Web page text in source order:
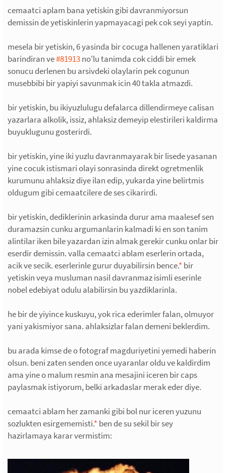
cemaatci aplam bana yetiskin gibi davranmiyorsun
demissin de yetiskinlerin yapmayacagi pek cok seyi yaptin.
mesela bir yetiskin, 6 yasinda bir cocuga hallenen yaratiklari
barindiran ve#81913no'lu tanimda cok ciddi bir emek
sonucu derlenen bu arsivdeki olaylarin pek cogunun
musebbibi bir yapiyi savunmak icin 40 takla atmazdi.
bir yetiskin, bu ikiyuzlulugu defalarca dillendirmeye calisan
yazarlara alkolik, issiz, ahlaksiz demeyip elestirileri kaldirma
buyuklugunu gosterirdi.
bir yetiskin, yine iki yuzlu davranmayarak bir lisede yasanan
yine cocuk istismari olayi sonrasinda direkt ogretmenlik
kurumunu ahlaksiz diye ilan edip, yukarda yine belirtmis
oldugum gibi cemaatcilere de ses cikarirdi.
bir yetiskin, dediklerinin arkasinda durur ama maalesef sen
duramazsin cunku argumanlarin kalmadi ki en son tanim
alintilar iken bile yazardan izin almak gerekir cunku onlar bir
eserdir demissin. valla cemaatci ablam eserlerin ortada,
acik ve secik. eserlerinle gurur duyabilirsin bence.* bir
yetiskin veya musluman nasil davranmaz isimli eserinle
nobel edebiyat odulu alabilirsin bu yazdiklarinla.
he bir de yiyince kuskuyu, yok rica ederimler falan, olmuyor
yani yakismiyor sana. ahlaksizlar falan demeni beklerdim.
bu arada kimse de o fotograf magduriyetini yemedi haberin
olsun. beni zaten senden once uyaranlar oldu ve kaldirdim
ama yine o malum resmin ana mesajini iceren bir caps
paylasmak istiyorum, belki arkadaslar merak eder diye.
cemaatci ablam her zamanki gibi bol nur iceren yuzunu
sozlukten esirgememisti.* ben de su sekil bir sey
hazirlamaya karar vermistim: